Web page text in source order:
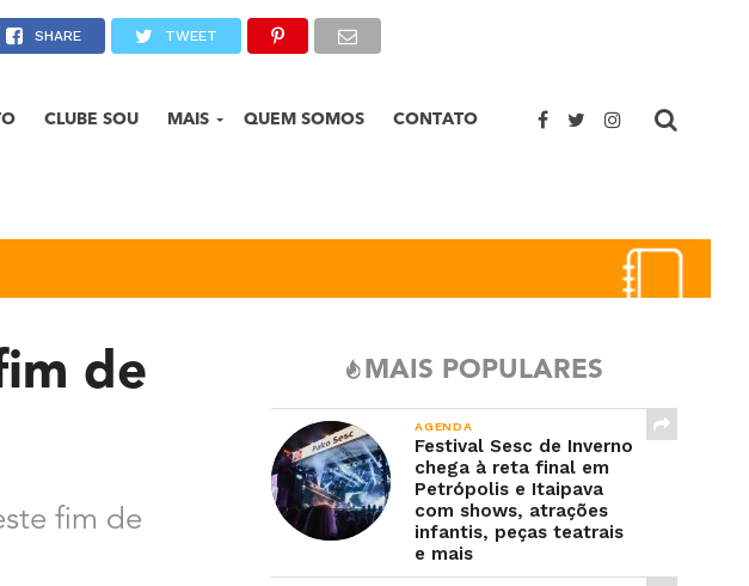
CLUBE SOU MAIS QUEM SOMOS CONTATO
SHARE TWEET
de
fim de
MAIS POPULARES
AGENDA
Festival Sesc de Inverno
chega à reta final em
Petrópolis e Itaipava
com shows, atrações
infantis, peças teatrais
e mais